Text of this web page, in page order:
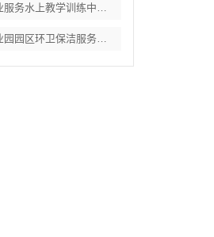
天津滨海众联产业服务水上教学训练中心物业
山东裕龙石化产业园园区环卫保洁服务竞争性